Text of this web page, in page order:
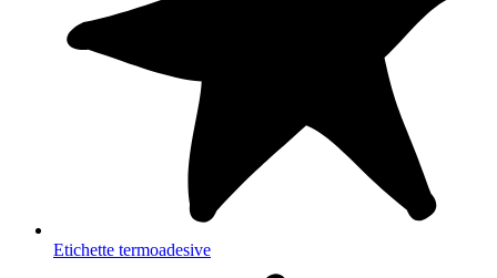
Etichette termoadesive